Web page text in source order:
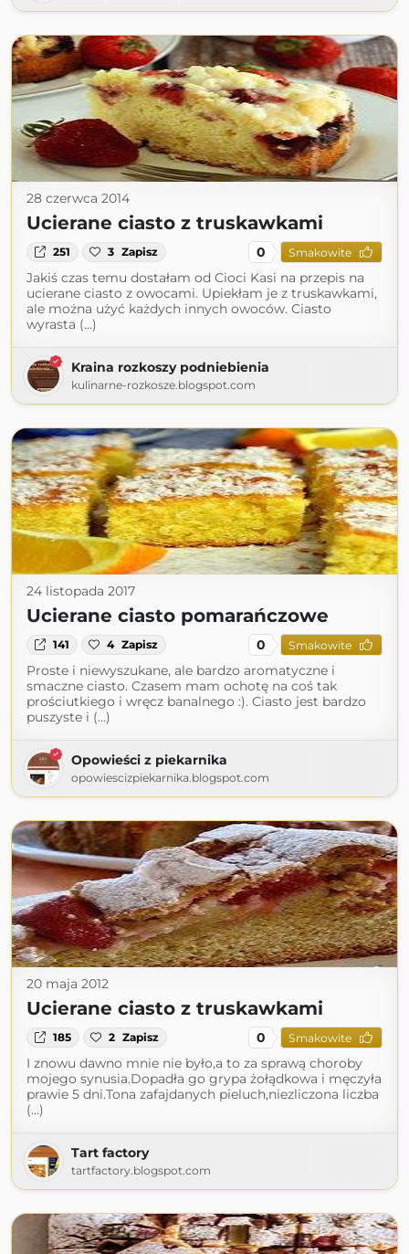
28 czerwca 2014
Ucierane ciasto z truskawkami
251 3 Zapisz 0 Smakowite
Jakiś czas temu dostałam od Cioci Kasi na przepis na
ucierane ciasto z owocami. Upiekłam je z truskawkami,
ale można użyć każdych innych owoców. Ciasto
wyrasta (...)
Kraina rozkoszy podniebienia
kulinarne-rozkosze.blogspot.com
24 listopada 2017
Ucierane ciasto pomarańczowe
141 4 Zapisz 0 Smakowite
Proste i niewyszukane, ale bardzo aromatyczne i
smaczne ciasto. Czasem mam ochotę na coś tak
prościutkiego i wręcz banalnego :). Ciasto jest bardzo
puszyste i (...)
Opowieści z piekarnika
opowiescizpiekarnika.blogspot.com
20 maja 2012
Ucierane ciasto z truskawkami
185 2 Zapisz 0 Smakowite
I znowu dawno mnie nie było,a to za sprawą choroby
mojego synusia.Dopadła go grypa żołądkowa i męczyła
prawie 5 dni.Tona zafajdanych pieluch,niezliczona liczba
(...)
Tart factory
tartfactory.blogspot.com